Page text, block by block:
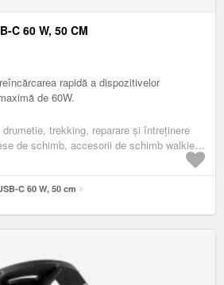
C 60 W, 50 CM
rapidă a dispozitivelor
de 60W.
trekking, reparare și întreținere
de schimb, accesorii de schimb walkie-
C 60 W, 50 cm